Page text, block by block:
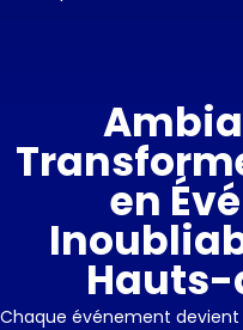
en
Chaque événement